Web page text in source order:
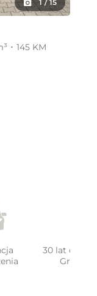
1 / 15
30 lat
Grupy
･ 145 KM